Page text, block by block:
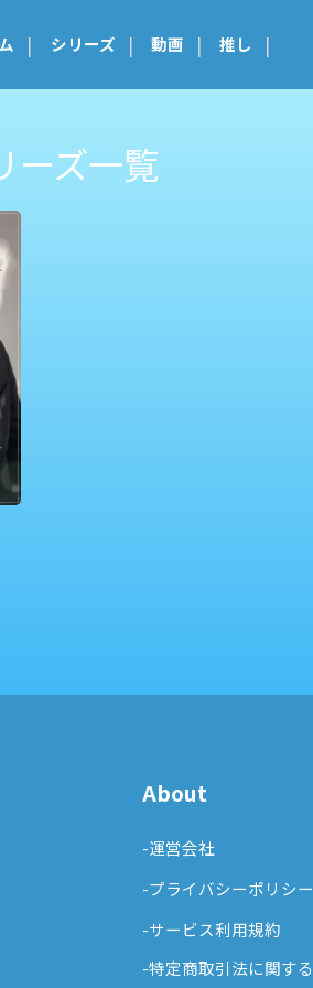
シリーズ 動画 推し
ーズ一覧
About
-運営会社
-プライバシーポリシー
-サービス利用規約
-特定商取引法に関する